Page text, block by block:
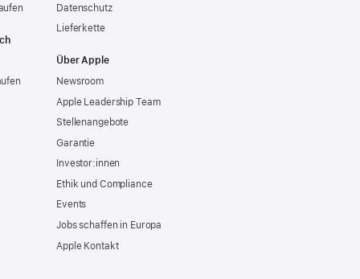
Datenschutz
Lieferkette
Über Apple
Newsroom
Apple Leadership Team
Stellenangebote
Garantie
Investor:innen
Ethik und Compliance
Events
Jobs schaffen in Europa
Apple Kontakt